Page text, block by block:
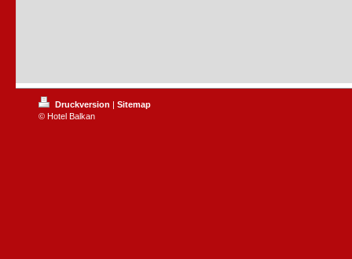
Druckversion | Sitemap
© Hotel Balkan